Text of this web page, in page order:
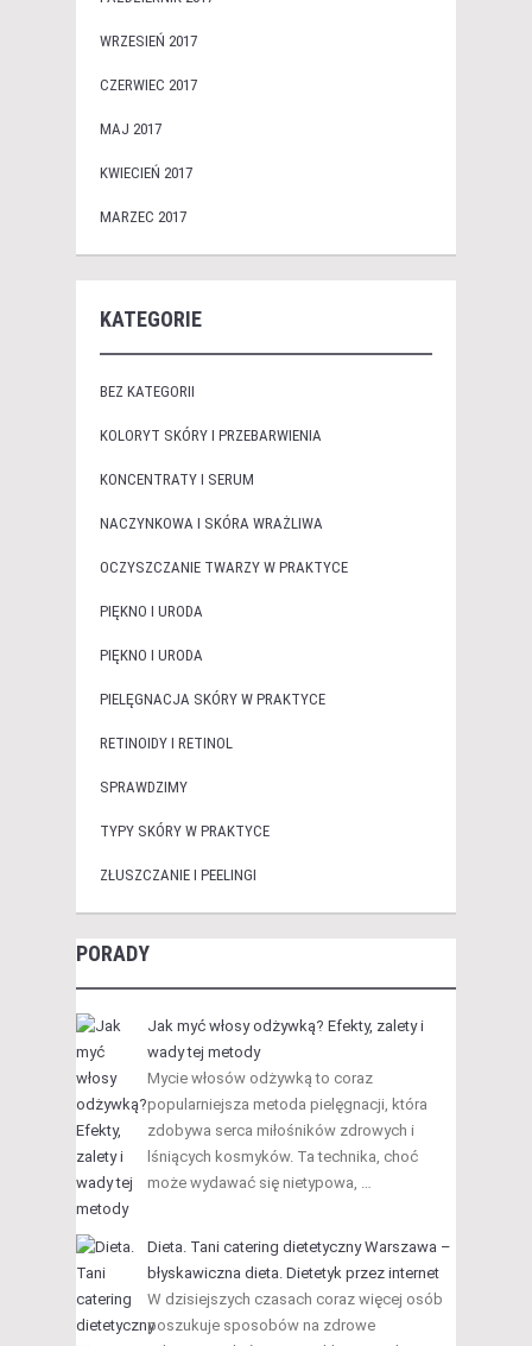
WRZESIEŃ 2017
CZERWIEC 2017
MAJ 2017
KWIECIEŃ 2017
MARZEC 2017
KATEGORIE
BEZ KATEGORII
KOLORYT SKÓRY I PRZEBARWIENIA
KONCENTRATY I SERUM
NACZYNKOWA I SKÓRA WRAŻLIWA
OCZYSZCZANIE TWARZY W PRAKTYCE
PIĘKNO I URODA
PIĘKNO I URODA
PIELĘGNACJA SKÓRY W PRAKTYCE
RETINOIDY I RETINOL
SPRAWDZIMY
TYPY SKÓRY W PRAKTYCE
ZŁUSZCZANIE I PEELINGI
PORADY
Jak myć włosy odżywką? Efekty, zalety i
wady tej metody
Mycie włosów odżywką to coraz
popularniejsza metoda pielęgnacji, która
zdobywa serca miłośników zdrowych i
lśniących kosmyków. Ta technika, choć
może wydawać się nietypowa, …
Dieta. Tani catering dietetyczny Warszawa –
błyskawiczna dieta. Dietetyk przez internet
W dzisiejszych czasach coraz więcej osób
poszukuje sposobów na zdrowe